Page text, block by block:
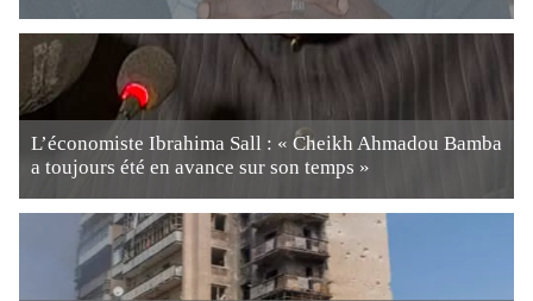
L’économiste Ibrahima Sall : « Cheikh Ahmadou Bamba
a toujours été en avance sur son temps »